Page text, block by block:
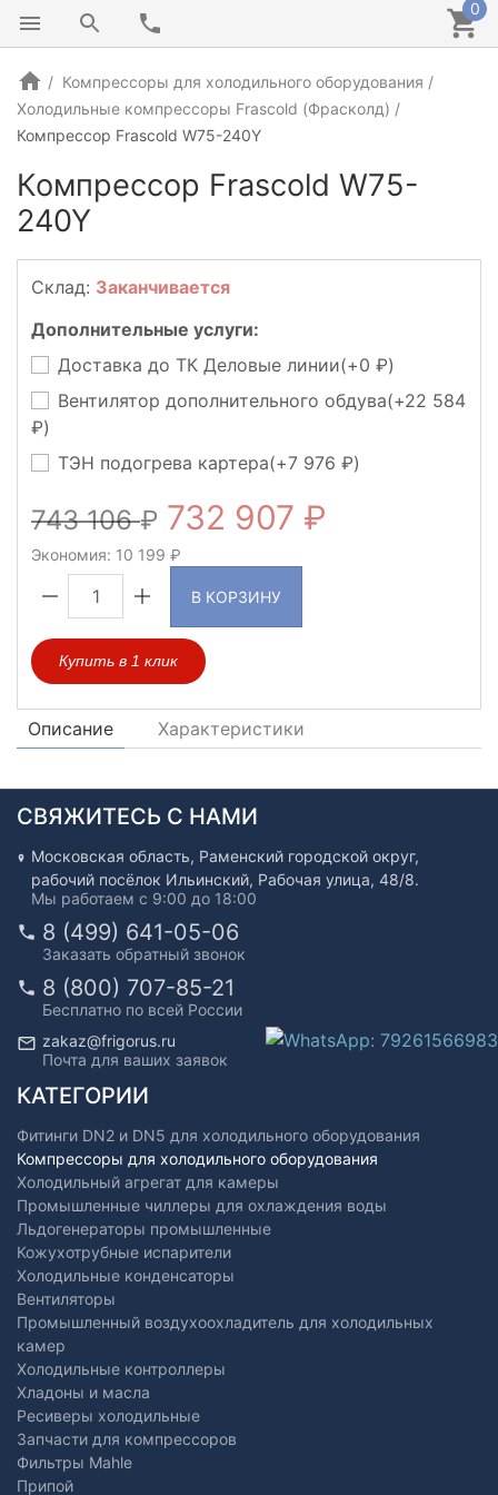
0
Компрессоры для холодильного оборудования
Холодильные компрессоры Frascold (Фрасколд)
Компрессор Frascold W75-240Y
Компрессор Frascold W75-
240Y
ИТАЛИЯ
Склад: Заканчивается
Дополнительные услуги:
Доставка до ТК Деловые линии(+0
)
Вентилятор дополнительного обдува(+22 584
)
ТЭН подогрева картера(+7 976 )
743 106 732 907
Экономия: 10 199
В КОРЗИНУ
Купить в 1 клик
Описание Характеристики
СВЯЖИТЕСЬ С НАМИ
Московская область, Раменский городской округ,
рабочий посёлок Ильинский, Рабочая улица, 48/8.
Мы работаем с 9:00 до 18:00
8 (499) 641-05-06
Заказать обратный звонок
8 (800) 707-85-21
Бесплатно по всей России
zakaz@frigorus.ru
Почта для ваших заявок
КАТЕГОРИИ
Фитинги DN2 и DN5 для холодильного оборудования
Компрессоры для холодильного оборудования
Холодильный агрегат для камеры
Промышленные чиллеры для охлаждения воды
Льдогенераторы промышленные
Кожухотрубные испарители
Холодильные конденсаторы
Вентиляторы
Промышленный воздухоохладитель для холодильных
камер
Холодильные контроллеры
Хладоны и масла
Ресиверы холодильные
Запчасти для компрессоров
Фильтры Mahle
Припой